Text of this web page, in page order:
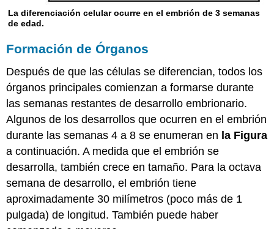
La diferenciación celular ocurre en el embrión de 3 semanas
de edad.
Formación de Órganos
Después de que las células se diferencian, todos los
órganos principales comienzan a formarse durante
las semanas restantes de desarrollo embrionario.
Algunos de los desarrollos que ocurren en el embrión
durante las semanas 4 a 8 se enumeran en la Figura
a continuación. A medida que el embrión se
desarrolla, también crece en tamaño. Para la octava
semana de desarrollo, el embrión tiene
aproximadamente 30 milímetros (poco más de 1
pulgada) de longitud. También puede haber